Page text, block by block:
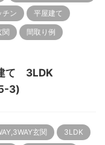
チン 平屋建て
関 間取り例
建て 3LDK
3)
玄関 3LDK